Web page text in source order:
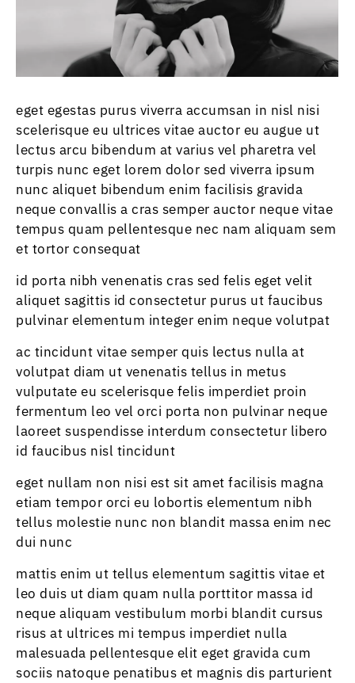
eget egestas purus viverra accumsan in nisl nisi
scelerisque eu ultrices vitae auctor eu augue ut
lectus arcu bibendum at varius vel pharetra vel
turpis nunc eget lorem dolor sed viverra ipsum
nunc aliquet bibendum enim facilisis gravida
neque convallis a cras semper auctor neque vitae
tempus quam pellentesque nec nam aliquam sem
et tortor consequat
id porta nibh venenatis cras sed felis eget velit
aliquet sagittis id consectetur purus ut faucibus
pulvinar elementum integer enim neque volutpat
ac tincidunt vitae semper quis lectus nulla at
volutpat diam ut venenatis tellus in metus
vulputate eu scelerisque felis imperdiet proin
fermentum leo vel orci porta non pulvinar neque
laoreet suspendisse interdum consectetur libero
id faucibus nisl tincidunt
eget nullam non nisi est sit amet facilisis magna
etiam tempor orci eu lobortis elementum nibh
tellus molestie nunc non blandit massa enim nec
dui nunc
mattis enim ut tellus elementum sagittis vitae et
leo duis ut diam quam nulla porttitor massa id
neque aliquam vestibulum morbi blandit cursus
risus at ultrices mi tempus imperdiet nulla
malesuada pellentesque elit eget gravida cum
sociis natoque penatibus et magnis dis parturient